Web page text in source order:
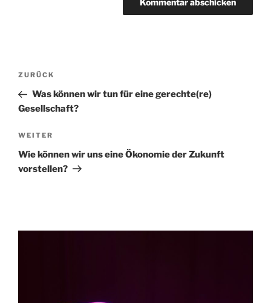
Beitragsnavigation
Vorheriger
Beitrag
ZURÜCK
Was können wir tun für eine gerechte(re)
Gesellschaft?
Nächster
Beitrag
WEITER
Wie können wir uns eine Ökonomie der Zukunft
vorstellen?